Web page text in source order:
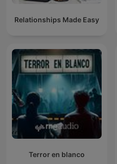
Relationships Made Easy
Terror en blanco